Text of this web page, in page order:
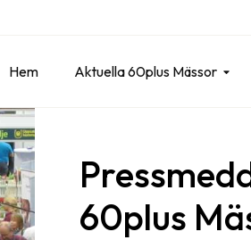
Hem Aktuella 60plus Mässor
60plus